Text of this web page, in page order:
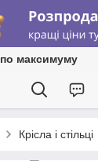
максимуму
Крісла і стільці